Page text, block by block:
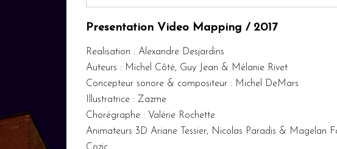
Presentation Video Mapping / 2017
Realisation : Alexandre Desjardins
Auteurs : Michel Côté, Guy Jean & Mélanie Rivet
Concepteur sonore & compositeur : Michel DeMars
Illustratrice : Zazme
Chorégraphe : Valérie Rochette
Animateurs 3D Ariane Tessier, Nicolas Paradis & Magelan
Cozic.